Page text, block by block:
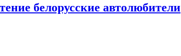
белорусские автолюбители